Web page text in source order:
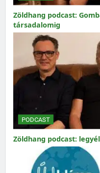
Zöldhang podcast:
társadalomig
PODCAST
Zöldhang podcast: